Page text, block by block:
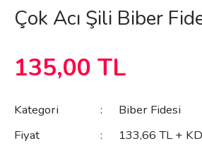
Çok Acı Şili Biber
135,00 TL
Kategori
Biber Fidesi
Fiyat
133,66 TL +